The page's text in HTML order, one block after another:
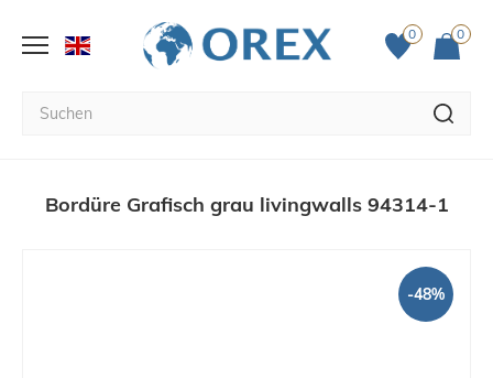
0 0
Bordüre Grafisch grau livingwalls 94314-1
-48%